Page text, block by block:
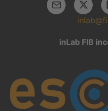
inLab FIB